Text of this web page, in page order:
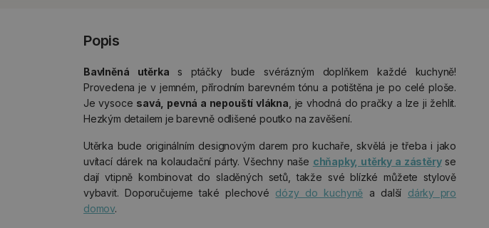
Popis
Bavlněná utěrka s ptáčky bude svérázným doplňkem každé kuchyně!
Provedena je v jemném, přírodním barevném tónu a potištěna je po celé ploše.
Je vysoce savá, pevná a nepouští vlákna , je vhodná do pračky a lze ji žehlit.
Hezkým detailem je barevně odlišené poutko na zavěšení.
Utěrka bude originálním designovým darem pro kuchaře, skvělá je třeba i jako
uvítací dárek na kolaudační párty. Všechny naše chňapky, utěrky a zástěryse
dají vtipně kombinovat do sladěných setů, takže své blízké můžete stylově
vybavit. Doporučujeme také plechové dózy do kuchyně a další dárky pro
domov.